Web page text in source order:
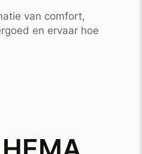
van comfort,
en ervaar hoe